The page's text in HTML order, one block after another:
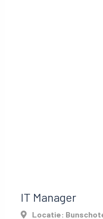
IT Manager
Locatie: